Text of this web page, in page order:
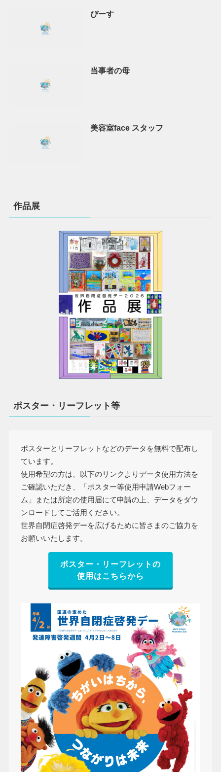
ぴーす
当事者の母
美容室face スタッフ
作品展
ポスター・リーフレット等
ポスターとリーフレットなどのデータを無料で配布し
ています。
使用希望の方は、以下のリンクよりデータ使用方法を
ご確認いただき、「ポスター等使用申請Webフォー
ム」または所定の使用届にて申請の上、データをダウ
ンロードしてご活用ください。
世界自閉症啓発デーを広げるために皆さまのご協力を
お願いいたします。
ポスター・リーフレットの
使用はこちらから